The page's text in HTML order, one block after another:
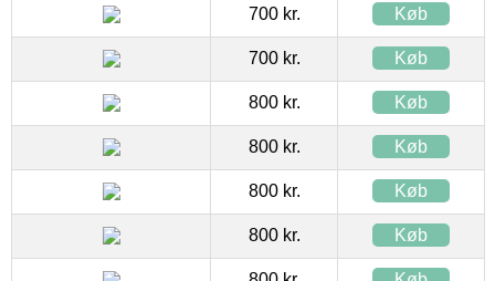
700 kr. Køb
700 kr. Køb
800 kr. Køb
800 kr. Køb
800 kr. Køb
800 kr. Køb